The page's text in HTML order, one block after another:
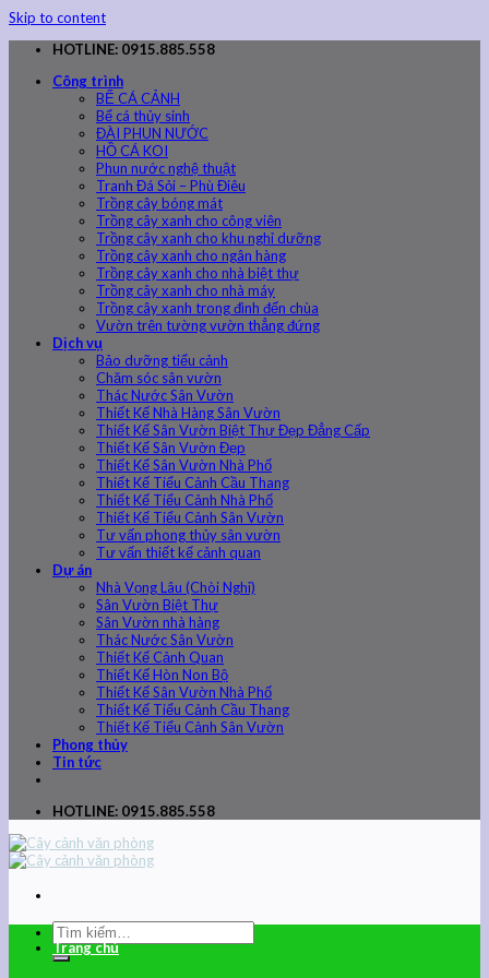
Skip to content
HOTLINE: 0915.885.558
Công trình
BỂ CÁ CẢNH
Bể cá thủy sinh
ĐÀI PHUN NƯỚC
HỒ CÁ KOI
Phun nước nghệ thuật
Tranh Đá Sỏi – Phù Điêu
Trồng cây bóng mát
Trồng cây xanh cho công viên
Trồng cây xanh cho khu nghỉ dưỡng
Trồng cây xanh cho ngân hàng
Trồng cây xanh cho nhà biệt thự
Trồng cây xanh cho nhà máy
Trồng cây xanh trong đình đến chùa
Vườn trên tường vườn thẳng đứng
Dịch vụ
Bảo dưỡng tiểu cảnh
Chăm sóc sân vườn
Thác Nước Sân Vườn
Thiết Kế Nhà Hàng Sân Vườn
Thiết Kế Sân Vườn Biệt Thự Đẹp Đẳng Cấp
Thiết Kế Sân Vườn Đẹp
Thiết Kế Sân Vườn Nhà Phố
Thiết Kế Tiểu Cảnh Cầu Thang
Thiết Kế Tiểu Cảnh Nhà Phố
Thiết Kế Tiểu Cảnh Sân Vườn
Tư vấn phong thủy sân vườn
Tư vấn thiết kế cảnh quan
Dự án
Nhà Vọng Lâu (Chòi Nghỉ)
Sân Vườn Biệt Thự
Sân Vườn nhà hàng
Thác Nước Sân Vườn
Thiết Kế Cảnh Quan
Thiết Kế Hòn Non Bộ
Thiết Kế Sân Vườn Nhà Phố
Thiết Kế Tiểu Cảnh Cầu Thang
Thiết Kế Tiểu Cảnh Sân Vườn
Phong thủy
Tin tức
HOTLINE: 0915.885.558
Trang chủ